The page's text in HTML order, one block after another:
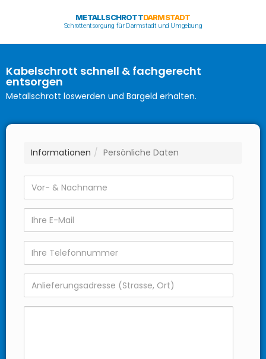
METALLSCHROTTDARMSTADT
Schrottentsorgung für Darmstadt und Umgebung
Kabelschrott schnell & fachgerecht
entsorgen
Metallschrott loswerden und Bargeld erhalten.
Informationen Persönliche Daten